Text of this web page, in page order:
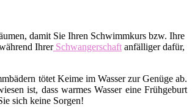
damit Sie Ihren Schwimmkurs bzw. Ihre
IhrerSchwangerschaft anfälliger dafür,
tötet Keime im Wasser zur Genüge ab.
ist, dass warmes Wasser eine Frühgeburt
sich keine Sorgen!